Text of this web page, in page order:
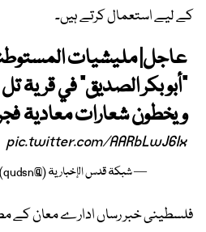
کے لیے استعمال کرتے ہیں۔
عاجل| مليشيات
"أبو بكر الصديق" في
ويخطون شعارات معادية فجر
pic.twitter.com/AARbLwJ6Ix
— شبكة قدس الإخبارية (@qudsn)
فلسطینی خبر رساں ادارے معان کے